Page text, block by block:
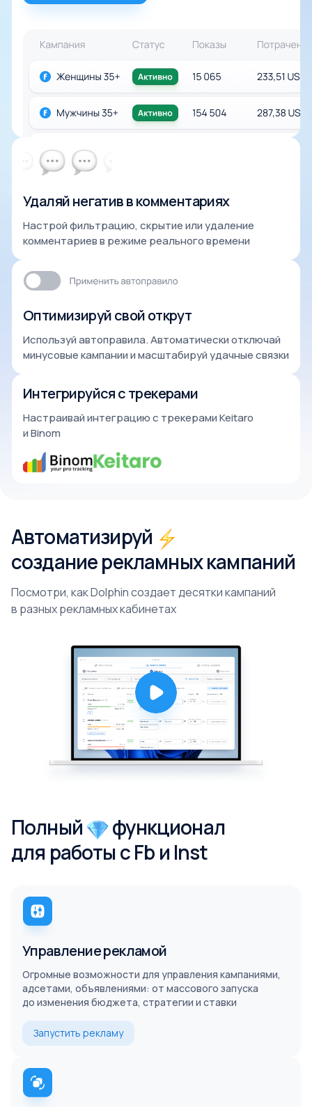
Удаляй негатив в комментариях
Настрой фильтрацию, скрытие или удаление
комментариев в режиме реального времени
Оптимизируй свой открут
Используй автоправила. Автоматически отключай
минусовые кампании и масштабируй удачные связки
Интегрируйся с трекерами
Настраивай интеграцию с трекерами Keitaro
и Binom
Автоматизируй
создание рекламных кампаний
Посмотри, как Dolphin создает десятки кампаний
в разных рекламных кабинетах
Полный
функционал
для работы с Fb и Inst
Управление рекламой
Огромные возможности для управления кампаниями,
адсетами, объявлениями: от массового запуска
до изменения бюджета, стратегии и ставки
Запустить рекламу